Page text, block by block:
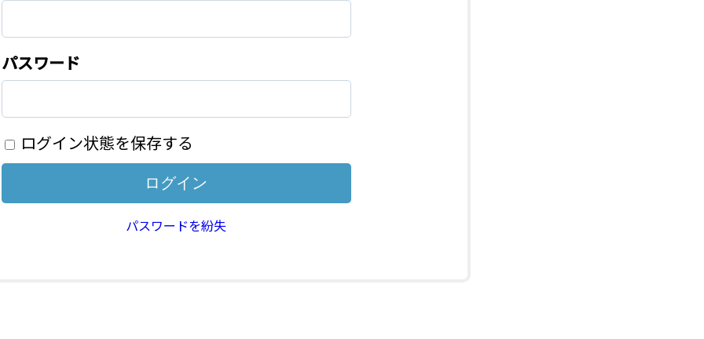
パスワード
ログイン状態を保存する
パスワードを紛失